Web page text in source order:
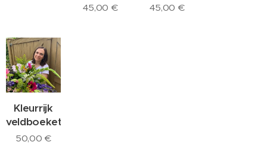
45,00 € 45,00 €
Kleurrijk
veldboeket
50,00 €